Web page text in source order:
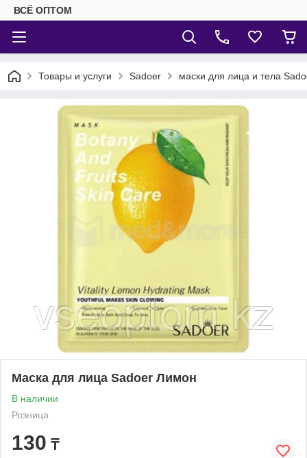
ВСЁ ОПТОМ
Товары и услуги Sadoer маски для лица и тела
Маска для лица Sadoer Лимон
В наличии
Розница
130 ₸